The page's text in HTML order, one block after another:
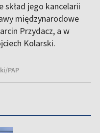
skład jego kancelarii
międzynarodowe
Przydacz, a w
Kolarski.
PAP